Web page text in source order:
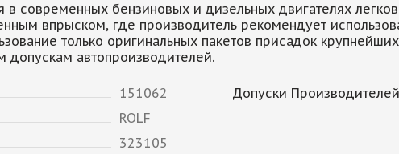
в современных бензиновых и дизельных двигателях
впрыском, где производитель рекомендует
только оригинальных пакетов присадок
допускам автопроизводителей.
151062
ROLF
323105
Допуски